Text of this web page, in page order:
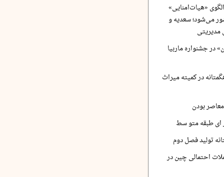
«هیات‌امنایی»
می‌شود؛ سعدیه و
مدیریتی
در جشنواره ماربیا
در کمیته میراث
بودن
ای طبقه متو سط
تولید فصل دوم
احتمالی چین در